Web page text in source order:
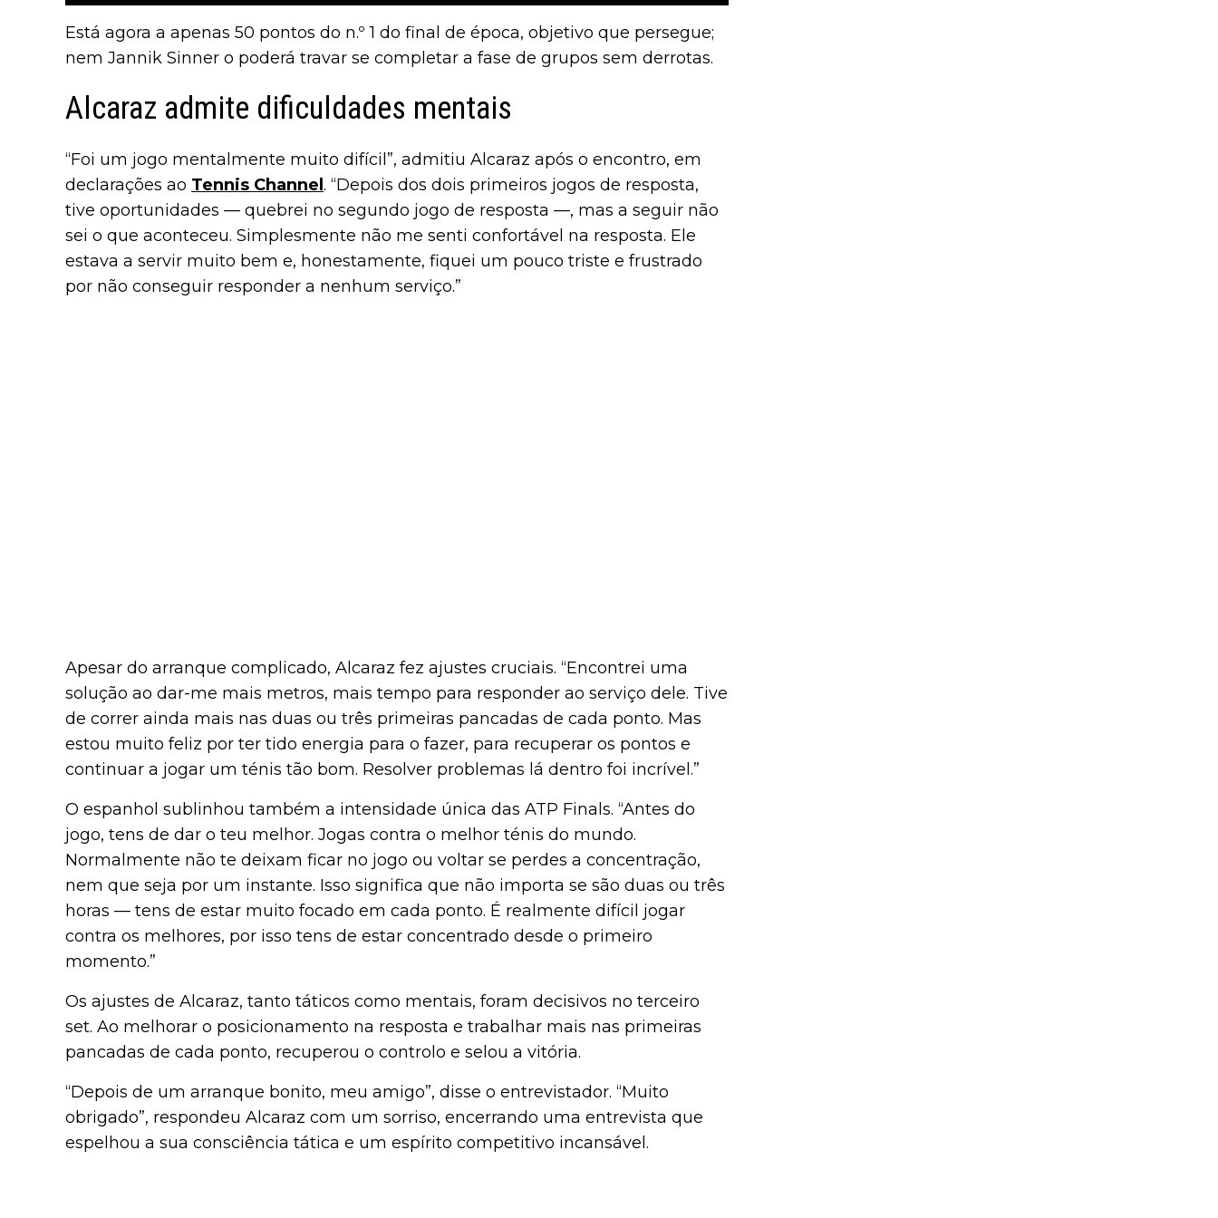
Está agora a apenas 50 pontos do n.º 1 do final de época, objetivo que persegue;
nem Jannik Sinner o poderá travar se completar a fase de grupos sem derrotas.
Alcaraz admite dificuldades mentais
“Foi um jogo mentalmente muito difícil”, admitiu Alcaraz após o encontro, em
declarações ao Tennis Channel . “Depois dos dois primeiros jogos de resposta,
tive oportunidades — quebrei no segundo jogo de resposta —, mas a seguir não
sei o que aconteceu. Simplesmente não me senti confortável na resposta. Ele
estava a servir muito bem e, honestamente, fiquei um pouco triste e frustrado
por não conseguir responder a nenhum serviço.”
Apesar do arranque complicado, Alcaraz fez ajustes cruciais. “Encontrei uma
solução ao dar-me mais metros, mais tempo para responder ao serviço dele. Tive
de correr ainda mais nas duas ou três primeiras pancadas de cada ponto. Mas
estou muito feliz por ter tido energia para o fazer, para recuperar os pontos e
continuar a jogar um ténis tão bom. Resolver problemas lá dentro foi incrível.”
O espanhol sublinhou também a intensidade única das ATP Finals. “Antes do
jogo, tens de dar o teu melhor. Jogas contra o melhor ténis do mundo.
Normalmente não te deixam ficar no jogo ou voltar se perdes a concentração,
nem que seja por um instante. Isso significa que não importa se são duas ou três
horas — tens de estar muito focado em cada ponto. É realmente difícil jogar
contra os melhores, por isso tens de estar concentrado desde o primeiro
momento.”
Os ajustes de Alcaraz, tanto táticos como mentais, foram decisivos no terceiro
set. Ao melhorar o posicionamento na resposta e trabalhar mais nas primeiras
pancadas de cada ponto, recuperou o controlo e selou a vitória.
“Depois de um arranque bonito, meu amigo”, disse o entrevistador. “Muito
obrigado”, respondeu Alcaraz com um sorriso, encerrando uma entrevista que
espelhou a sua consciência tática e um espírito competitivo incansável.